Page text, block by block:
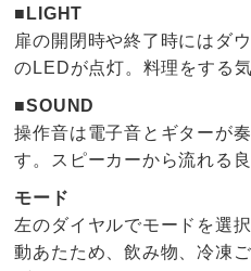
■LIGHT
扉の開閉時や終了時にはダ
のLEDが点灯。料理をする
■SOUND
操作音は電子音とギターが
す。スピーカーから流れる
モード
左のダイヤルでモードを選
動あたため、飲み物、冷凍